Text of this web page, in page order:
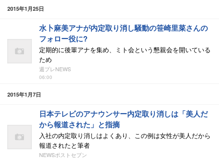
2015年1月25日
水卜麻美アナが内定取り消し騒動の笹崎里菜さんの
フォロー役に?
定期的に後輩アナを集め、ミト会という懇親会を開いている
ため
週プレNEWS
06:00
2015年1月7日
日本テレビのアナウンサー内定取り消しは「美人だ
から報道された」と指摘
入社の内定取り消しはよくあり、この例は女性が美人だから
報道されたと筆者
NEWSポストセブン